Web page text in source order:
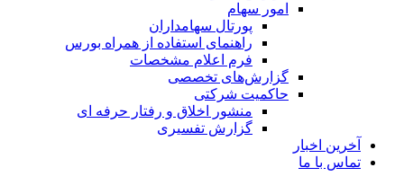
امور سهام
پورتال سهامداران
راهنمای استفاده از همراه بورس
فرم اعلام مشخصات
گزارش‌های تخصصی
حاکمیت شرکتی
منشور اخلاق و رفتار حرفه­ ای
گزارش تفسیری
آخرین اخبار
تماس با ما